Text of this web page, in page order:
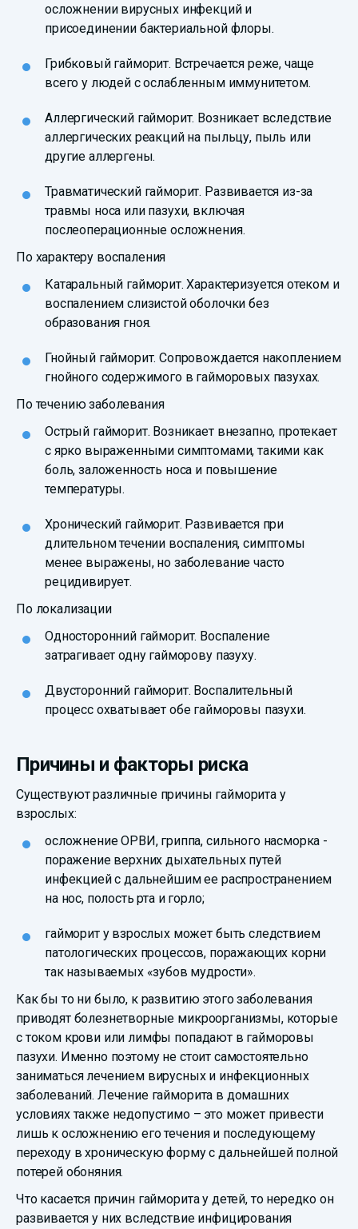
осложнении вирусных инфекций и
присоединении бактериальной флоры.
Грибковый гайморит. Встречается реже, чаще
всего у людей с ослабленным иммунитетом.
Аллергический гайморит. Возникает вследствие
аллергических реакций на пыльцу, пыль или
другие аллергены.
Травматический гайморит. Развивается из-за
травмы носа или пазухи, включая
послеоперационные осложнения.
По характеру воспаления
Катаральный гайморит. Характеризуется отеком и
воспалением слизистой оболочки без
образования гноя.
Гнойный гайморит. Сопровождается накоплением
гнойного содержимого в гайморовых пазухах.
По течению заболевания
Острый гайморит. Возникает внезапно, протекает
с ярко выраженными симптомами, такими как
боль, заложенность носа и повышение
температуры.
Хронический гайморит. Развивается при
длительном течении воспаления, симптомы
менее выражены, но заболевание часто
рецидивирует.
По локализации
Односторонний гайморит. Воспаление
затрагивает одну гайморову пазуху.
Двусторонний гайморит. Воспалительный
процесс охватывает обе гайморовы пазухи.
Причины и факторы риска
Существуют различные причины гайморита у
взрослых:
осложнение ОРВИ, гриппа, сильного насморка -
поражение верхних дыхательных путей
инфекцией с дальнейшим ее распространением
на нос, полость рта и горло;
гайморит у взрослых может быть следствием
патологических процессов, поражающих корни
так называемых «зубов мудрости».
Как бы то ни было, к развитию этого заболевания
приводят болезнетворные микроорганизмы, которые
с током крови или лимфы попадают в гайморовы
пазухи. Именно поэтому не стоит самостоятельно
заниматься лечением вирусных и инфекционных
заболеваний. Лечение гайморита в домашних
условиях также недопустимо – это может привести
лишь к осложнению его течения и последующему
переходу в хроническую форму с дальнейшей полной
потерей обоняния.
Что касается причин гайморита у детей, то нередко он
развивается у них вследствие инфицирования